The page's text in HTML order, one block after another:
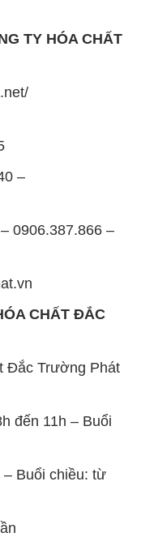
TY HÓA CHẤT
–
0906.387.866 –
CHẤT ĐẮC
Đắc Trường Phát
đến 11h – Buổi
Buổi chiều: từ